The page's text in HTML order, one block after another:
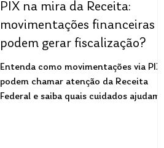
PIX na mira da Receita:
movimentações financeiras
podem gerar fiscalização?
Entenda como movimentações via PIX
podem chamar atenção da Receita
Federal e saiba quais cuidados ajudam a